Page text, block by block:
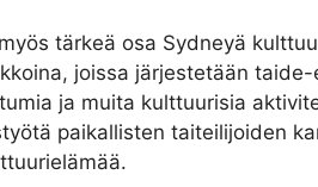
tärkeä osa Sydneyä
joissa järjestetään taide-
ja muita kulttuurisia
paikallisten taiteilijoiden